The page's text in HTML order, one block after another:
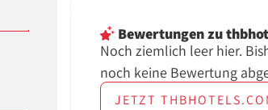
Bewertungenzu
Noch ziemlich leer hier.
noch keine Bewertung
JETZT